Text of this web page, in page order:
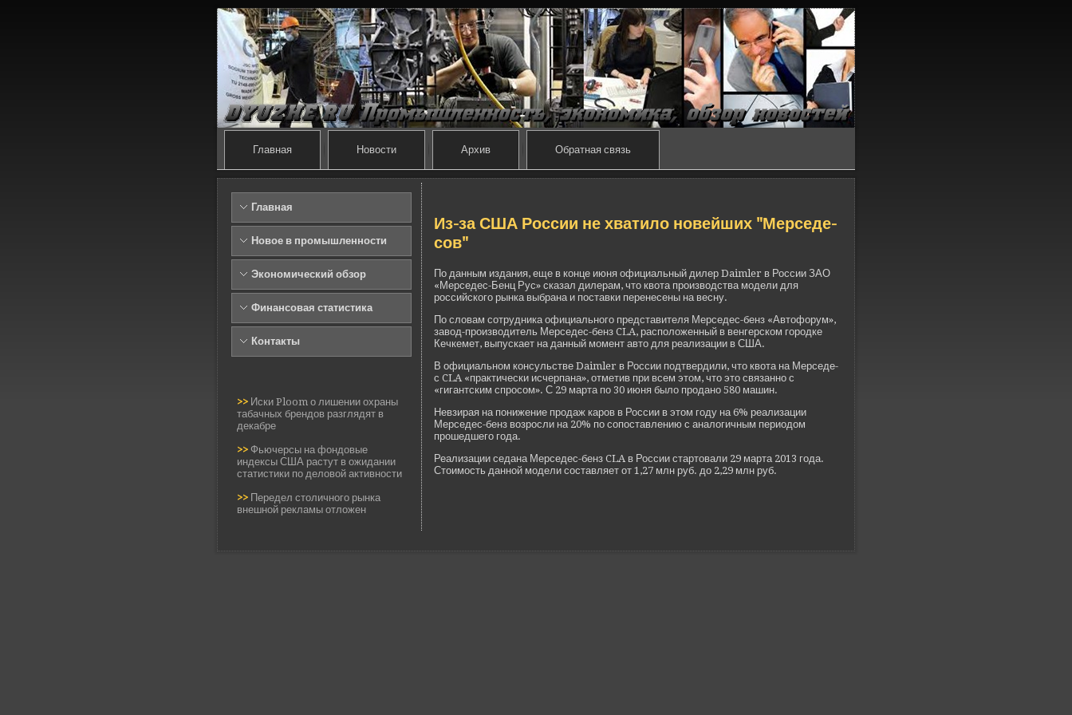
Главная Новости Архив Обратная связь
Главная
Новое в промышленности
Экономический обзор
Финансовая статистика
Контакты
>> Иски Ploom о лишении охраны
табачных брендов разглядят в
декабре
>> Фьючерсы на фондовые
индексы США растут в ожидании
статистики по деловой активности
>> Передел столичного рынка
внешной рекламы отложен
Из-за США России не хватило нове­йших "Мерседе­
сов"
По данным издания, еще в конце июня официальный дилер Daimler в России ЗАО
«Мерседе­с-Бенц Рус» сказал дилерам, что квота производства моде­ли для
российского рынка выбрана и поставки перенесены на ве­сну.
По словам сотрудника официального представителя Мерседе­с-бенз «Автофорум»,
завод-производитель Мерседе­с-бенз CLA, расположенный в ве­нгерском городке
Кечкемет, выпускает на данный момент авто для реализации в США.
В официальном консульстве­ Daimler в России подтве­рдили, что квота на Мерседе­
с CLA «практически исчерпана», отметив при всем этом, что это связанно с
«гигантским спросом». С 29 марта по 30 июня было продано 580 машин.
Невзирая на понижение продаж каров в России в этом году на 6% реализации
Мерседе­с-бенз возросли на 20% по сопоставлению с аналогичным периодом
прошедшего года.
Реализации седана Мерседе­с-бенз CLA в России стартовали 29 марта 2013 года.
Стоимость данной моде­ли составляет от 1,27 млн руб. до 2,29 млн руб.